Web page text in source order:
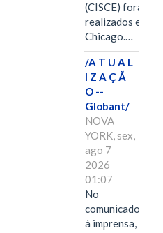
(CISCE) foram
realizados em
Chicago.…
/A T U A L
I Z A Ç Ã
O --
Globant/
NOVA
YORK, sex,
ago 7
2026
01:07
No
comunicado
à imprensa,